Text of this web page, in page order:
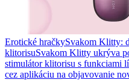
Erotické hračkySvakom Klitty:
klitorisuSvakom Klitty ukrýva
stimulátor klitorisu s funkciami
cez aplikáciu na objavovanie